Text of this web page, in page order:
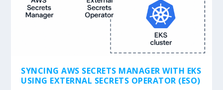
SYNCING AWS SECRETS MANAGER WITH EKS
USING EXTERNAL SECRETS OPERATOR (ESO)